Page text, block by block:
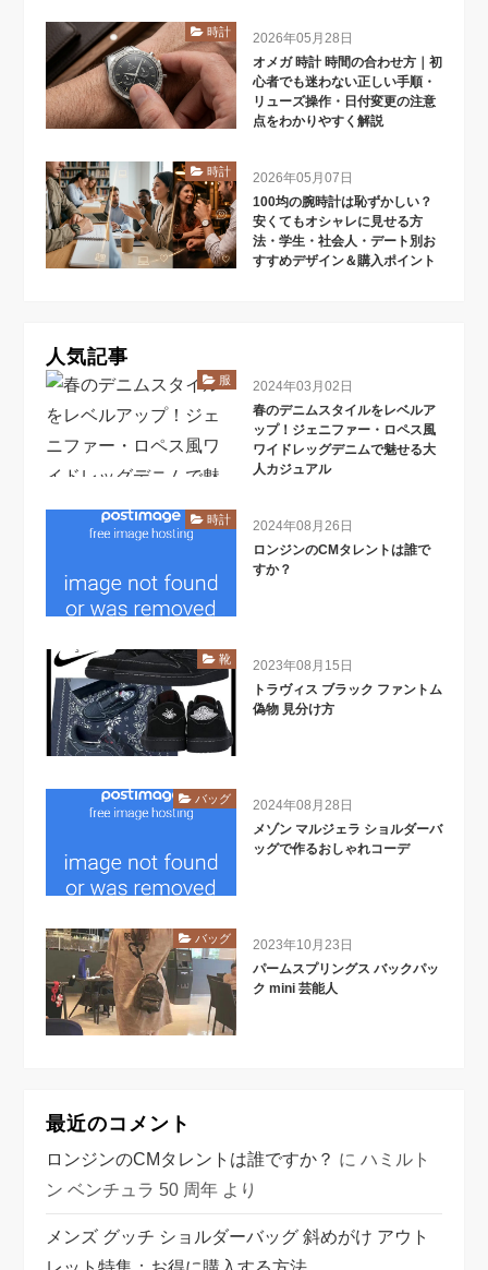
時計
2026年05月28日
オメガ 時計 時間の合わせ方｜初
心者でも迷わない正しい手順・
リューズ操作・日付変更の注意
点をわかりやすく解説
時計
2026年05月07日
100均の腕時計は恥ずかしい？
安くてもオシャレに見せる方
法・学生・社会人・デート別お
すすめデザイン＆購入ポイント
人気記事
服
2024年03月02日
春のデニムスタイルをレベルア
ップ！ジェニファー・ロペス風
ワイドレッグデニムで魅せる大
人カジュアル
時計
2024年08月26日
ロンジンのCMタレントは誰で
すか？
靴
2023年08月15日
トラヴィス ブラック ファントム
偽物 見分け方
バッグ
2024年08月28日
メゾン マルジェラ ショルダーバ
ッグで作るおしゃれコーデ
バッグ
2023年10月23日
パームスプリングス バックパッ
ク mini 芸能人
最近のコメント
ロンジンのCMタレントは誰ですか？ にハミルト
ン ベンチュラ 50 周年 より
メンズ グッチ ショルダーバッグ 斜めがけ アウト